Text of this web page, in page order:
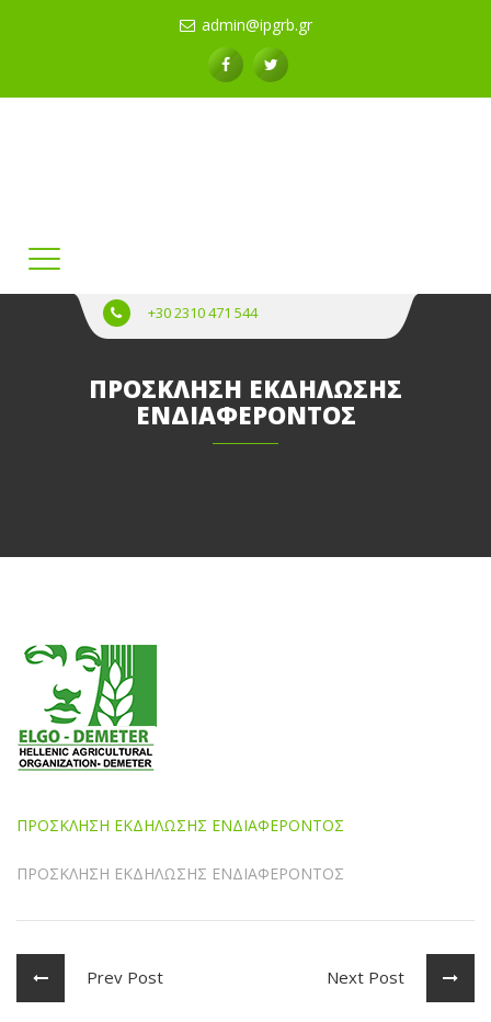
admin@ipgrb.gr
+30 2310 471 544
ΠΡΟΣΚΛΗΣΗ ΕΚΔΗΛΩΣΗΣ
ΕΝΔΙΑΦΕΡΟΝΤΟΣ
ΠΡΟΣΚΛΗΣΗ ΕΚΔΗΛΩΣΗΣ ΕΝΔΙΑΦΕΡΟΝΤΟΣ
ΠΡΟΣΚΛΗΣΗ ΕΚΔΗΛΩΣΗΣ ΕΝΔΙΑΦΕΡΟΝΤΟΣ
Prev Post Next Post